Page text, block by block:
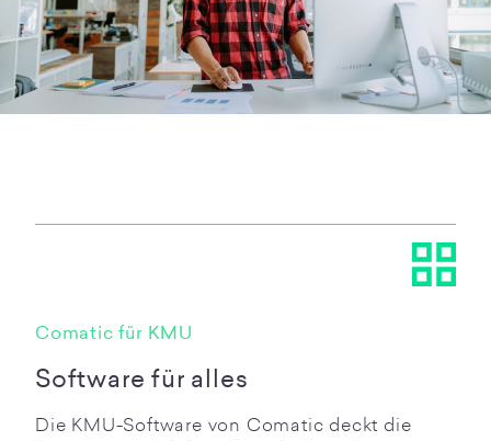
Comatic für KMU
Software für alles
Die KMU-Software von Comatic deckt die